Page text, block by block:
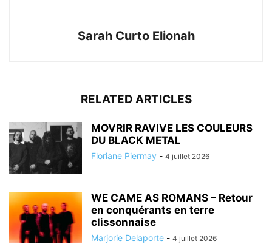
Sarah Curto Elionah
RELATED ARTICLES
MOVRIR RAVIVE LES COULEURS
DU BLACK METAL
Floriane Piermay - 4 juillet 2026
WE CAME AS ROMANS – Retour
en conquérants en terre
clissonnaise
Marjorie Delaporte - 4 juillet 2026